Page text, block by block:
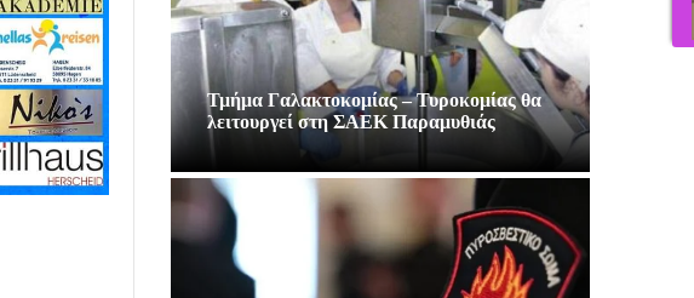
Τμήμα Γαλακτοκομίας – Τυροκομίας θα
λειτουργεί στη ΣΑΕΚ Παραμυθιάς